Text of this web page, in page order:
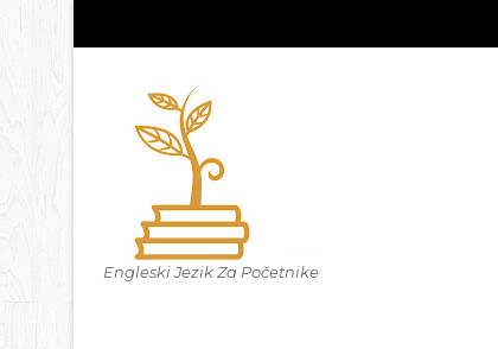
Engleski Jezik Za Početnike